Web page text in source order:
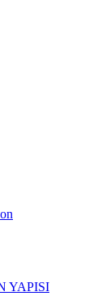
YAPISI